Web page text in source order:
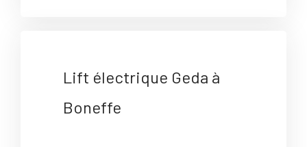
Lift électrique Geda à
Boneffe